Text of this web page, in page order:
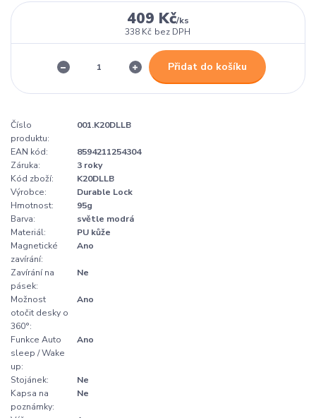
409 Kč/ks
338 Kč bez DPH
Přidat do košíku
Číslo
produktu:
001.K20DLLB
EAN kód:
8594211254304
Záruka:
3 roky
Kód zboží:
K20DLLB
Výrobce:
Durable Lock
Hmotnost:
95g
Barva:
světle modrá
Materiál:
PU kůže
Magnetické
zavírání:
Ano
Zavírání na
pásek:
Ne
Možnost
otočit desky o
360°:
Ano
Funkce Auto
sleep / Wake
up:
Ano
Stojánek:
Ne
Kapsa na
poznámky:
Ne